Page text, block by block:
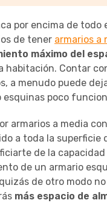
por encima de todo
de tener armarios a
máximo del
habitación. Contar
a menudo puede
esquinas poco
armarios a media
a toda la superficie
de la capacidad
de un armario
de otro modo
más espacio de